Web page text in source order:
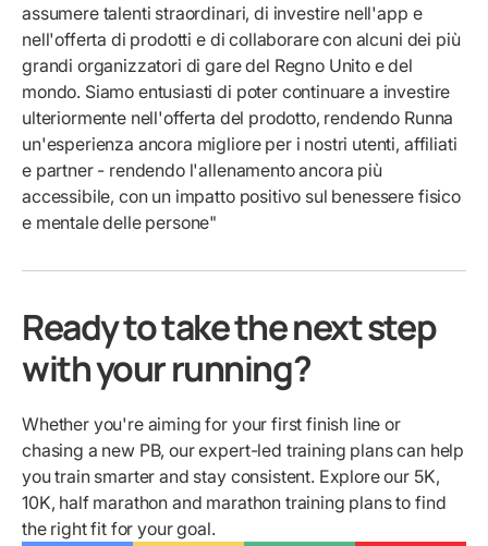
assumere talenti straordinari, di investire nell'app e
nell'offerta di prodotti e di collaborare con alcuni dei più
grandi organizzatori di gare del Regno Unito e del
mondo. Siamo entusiasti di poter continuare a investire
ulteriormente nell'offerta del prodotto, rendendo Runna
un'esperienza ancora migliore per i nostri utenti, affiliati
e partner - rendendo l'allenamento ancora più
accessibile, con un impatto positivo sul benessere fisico
e mentale delle persone"
Ready to take the next step
with your running?
Whether you're aiming for your first finish line or
chasing a new PB, our expert-led training plans can help
you train smarter and stay consistent. Explore our 5K,
10K, half marathon and marathon training plans to find
the right fit for your goal.